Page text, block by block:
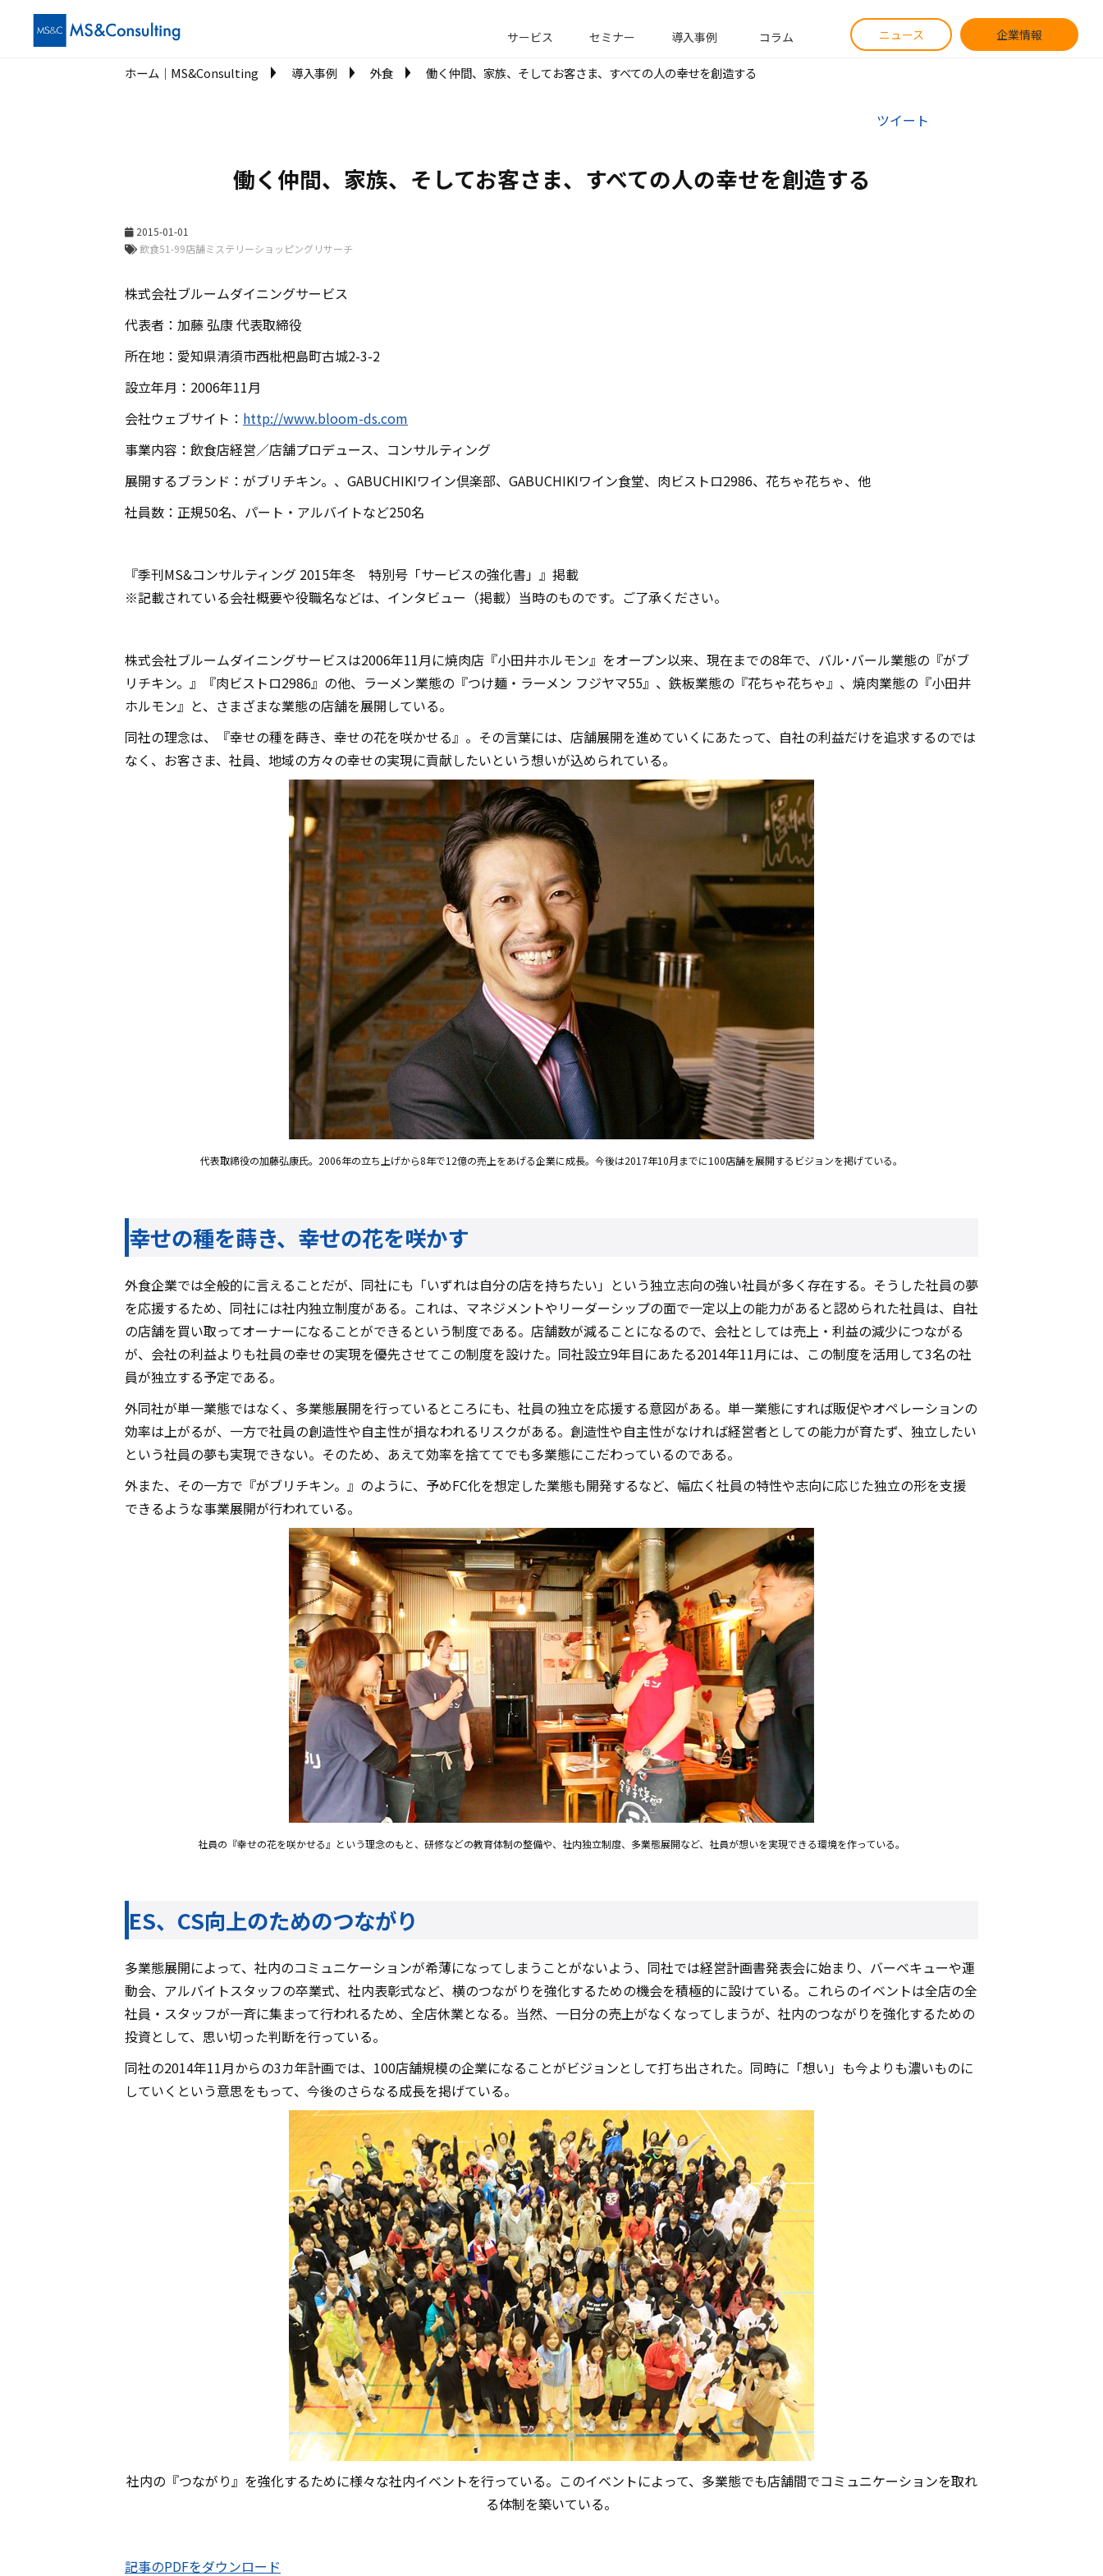
サービス セミナー 導入事例 コラム ニュース 企業情報
ホーム│MS&Consulting 導入事例 外食 働く仲間、家族、そしてお客さま、すべての人の幸せを創造する
ツイート
働く仲間、家族、そしてお客さま、すべての人の幸せを創造する
2015-01-01
株式会社ブルームダイニングサービス
代表者：加藤 弘康 代表取締役
所在地：愛知県清須市西枇杷島町古城2-3-2
設立年月：2006年11月
会社ウェブサイト： http://www.bloom-ds.com
事業内容：飲食店経営／店舗プロデュース、コンサルティング
展開するブランド：がブリチキン。、GABUCHIKIワイン倶楽部、GABUCHIKIワイン食堂、肉ビストロ2986、花ちゃ花ちゃ、他
社員数：正規50名、パート・アルバイトなど250名
『季刊MS&コンサルティング 2015年冬 特別号「サービスの強化書」』掲載
※記載されている会社概要や役職名などは、インタビュー（掲載）当時のものです。ご了承ください。
株式会社ブルームダイニングサービスは2006年11月に焼肉店『小田井ホルモン』をオープン以来、現在までの8年で、バル･バール業態の『がブ
リチキン。』『肉ビストロ2986』の他、ラーメン業態の『つけ麺・ラーメン フジヤマ55』、鉄板業態の『花ちゃ花ちゃ』、焼肉業態の『小田井
ホルモン』と、さまざまな業態の店舗を展開している。
同社の理念は、『幸せの種を蒔き、幸せの花を咲かせる』。その言葉には、店舗展開を進めていくにあたって、自社の利益だけを追求するのでは
なく、お客さま、社員、地域の方々の幸せの実現に貢献したいという想いが込められている。
代表取締役の加藤弘康氏。2006年の立ち上げから8年で12億の売上をあげる企業に成長。今後は2017年10月までに100店舗を展開するビジョンを掲げている。
幸せの種を蒔き、幸せの花を咲かす
外食企業では全般的に言えることだが、同社にも「いずれは自分の店を持ちたい」という独立志向の強い社員が多く存在する。そうした社員の夢
を応援するため、同社には社内独立制度がある。これは、マネジメントやリーダーシップの面で一定以上の能力があると認められた社員は、自社
の店舗を買い取ってオーナーになることができるという制度である。店舗数が減ることになるので、会社としては売上・利益の減少につながる
が、会社の利益よりも社員の幸せの実現を優先させてこの制度を設けた。同社設立9年目にあたる2014年11月には、この制度を活用して3名の社
員が独立する予定である。
外同社が単一業態ではなく、多業態展開を行っているところにも、社員の独立を応援する意図がある。単一業態にすれば販促やオペレーションの
効率は上がるが、一方で社員の創造性や自主性が損なわれるリスクがある。創造性や自主性がなければ経営者としての能力が育たず、独立したい
という社員の夢も実現できない。そのため、あえて効率を捨ててでも多業態にこだわっているのである。
外また、その一方で『がブリチキン。』のように、予めFC化を想定した業態も開発するなど、幅広く社員の特性や志向に応じた独立の形を支援
できるような事業展開が行われている。
社員の『幸せの花を咲かせる』という理念のもと、研修などの教育体制の整備や、社内独立制度、多業態展開など、社員が想いを実現できる環境を作っている。
ES、CS向上のためのつながり
多業態展開によって、社内のコミュニケーションが希薄になってしまうことがないよう、同社では経営計画書発表会に始まり、バーベキューや運
動会、アルバイトスタッフの卒業式、社内表彰式など、横のつながりを強化するための機会を積極的に設けている。これらのイベントは全店の全
社員・スタッフが一斉に集まって行われるため、全店休業となる。当然、一日分の売上がなくなってしまうが、社内のつながりを強化するための
投資として、思い切った判断を行っている。
同社の2014年11月からの3カ年計画では、100店舗規模の企業になることがビジョンとして打ち出された。同時に「想い」も今よりも濃いものに
していくという意思をもって、今後のさらなる成長を掲げている。
社内の『つながり』を強化するために様々な社内イベントを行っている。このイベントによって、多業態でも店舗間でコミュニケーションを取れ
る体制を築いている。
記事のPDFをダウンロード